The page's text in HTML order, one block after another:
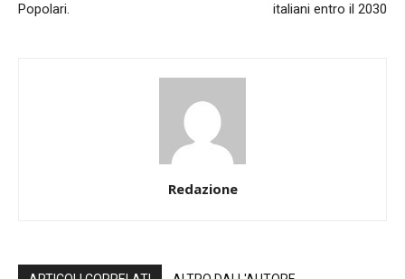
Popolari.
italiani entro il 2030
Redazione